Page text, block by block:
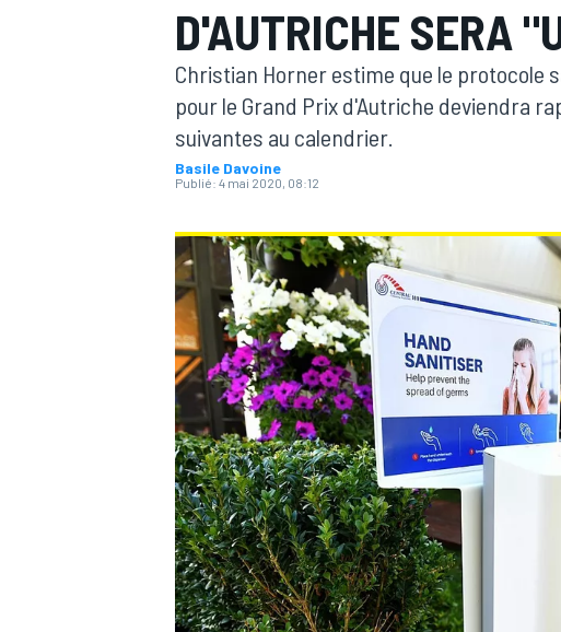
MOTOGP
WRC
D'AUTRICHE SERA
Christian Horner estime que le protocole
pour le Grand Prix d'Autriche deviendra
suivantes au calendrier.
Basile Davoine
Publié: 4 mai 2020, 08:12